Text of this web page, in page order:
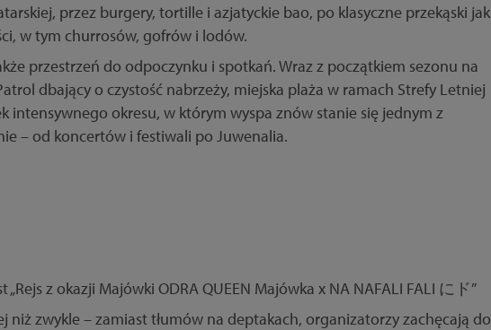
przez burgery, tortille i azjatyckie bao, po klasyczne przekąski jak
w tym churrosów, gofrów i lodów.
przestrzeń do odpoczynku i spotkań. Wraz z początkiem sezonu na
dbający o czystość nabrzeży, miejska plaża w ramach Strefy Letniej
okresu, w którym wyspa znów stanie się jednym z
– od koncertów i festiwali po Juwenalia.
niż zwykle – zamiast tłumów na deptakach, organizatorzy zachęcają do